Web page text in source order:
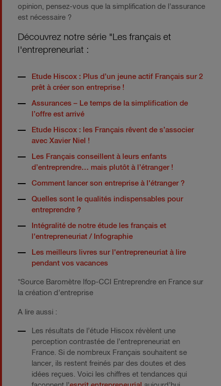
opinion, pensez-vous que la simplification de l’assurance
est nécessaire ?
Découvrez notre série "Les français et
l'entrepreneuriat :
Etude Hiscox : Plus d’un jeune actif Français sur 2
prêt à créer son entreprise !
Assurances – Le temps de la simplification de
l’offre est arrivé
Etude Hiscox : les Français rêvent de s’associer
avec Xavier Niel !
Les Français conseillent à leurs enfants
d’entreprendre… mais plutôt à l’étranger !
Comment lancer son entreprise à l'étranger ?
Quelles sont le qualités indispensables pour
entreprendre ?
Intégralité de notre étude les français et
l'entrepreneuriat / Infographie
Les meilleurs livres sur l'entrepreneuriat à lire
pendant vos vacances
*Source Baromètre Ifop-CCI Entreprendre en France sur
la création d’entreprise
A lire aussi :
Les résultats de l’étude Hiscox révèlent une
perception contrastée de l’entrepreneuriat en
France. Si de nombreux Français souhaitent se
lancer, ils restent freinés par des doutes et des
idées reçues. Voici les chiffres et tendances qui